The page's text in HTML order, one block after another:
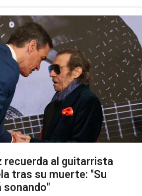
recuerda al guitarrista
tras su muerte: "Su
sonando"